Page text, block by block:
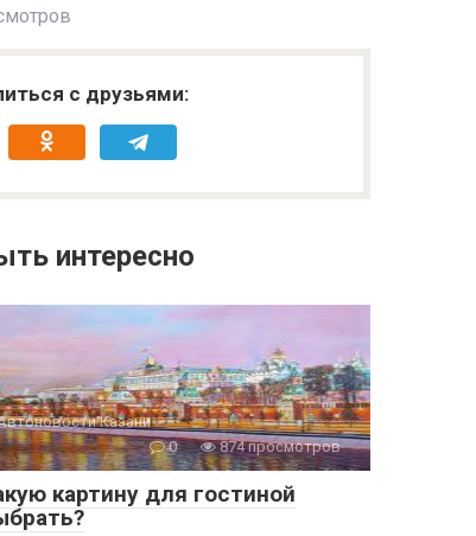
с друзьями:
интересно
Казани
0
874 просмотров
картину для гостиной